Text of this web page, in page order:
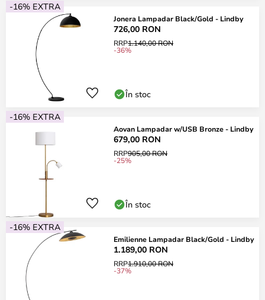
-16% EXTRA
Jonera Lampadar Black/Gold - Lindby
726,00 RON
RRP1.140,00 RON
-36%
În stoc
-16% EXTRA
Aovan Lampadar w/USB Bronze - Lindby
679,00 RON
RRP905,00 RON
-25%
În stoc
-16% EXTRA
Emilienne Lampadar Black/Gold - Lindby
1.189,00 RON
RRP1.910,00 RON
-37%